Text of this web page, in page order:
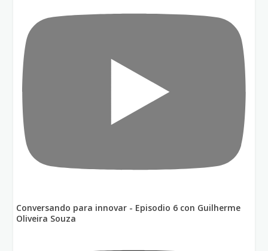
Conversando para innovar - Episodio 6 con Guilherme
Oliveira Souza